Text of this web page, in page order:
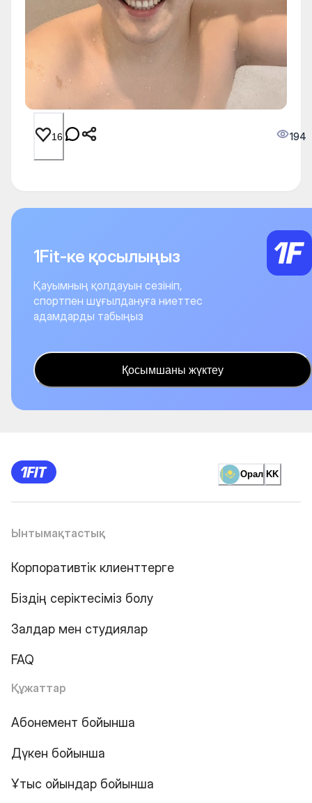
16 194
1Fit-ке қосылыңыз
Қауымның қолдауын сезініп,
спортпен шұғылдануға ниеттес
адамдарды табыңыз
Қосымшаны жүктеу
Орал KK
Ынтымақтастық
Корпоративтік клиенттерге
Біздің серіктесіміз болу
Залдар мен студиялар
FAQ
Құжаттар
Абонемент бойынша
Дүкен бойынша
Ұтыс ойындар бойынша